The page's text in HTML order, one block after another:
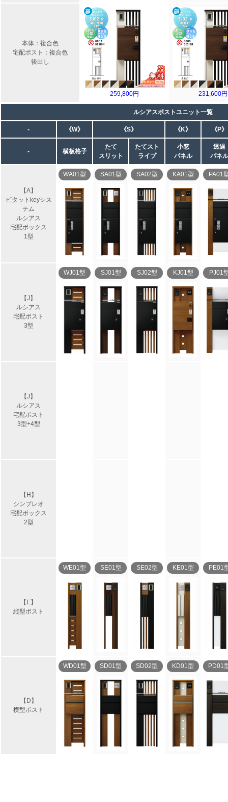
本体：複合色
宅配ポスト：複合色
後出し
259,800円 231,600円
ルシアスポストユニット一覧
- 《W》 《S》 《K》 《P》
- 横板格子
たて
スリット
たてスト
ライプ
小窓
パネル
透過
パネル
【A】
ピタットkeyシス
テム
ルシアス
宅配ボックス
1型
WA01型 SA01型 SA02型 KA01型 PA01
【J】
ルシアス
宅配ポスト
3型
WJ01型 SJ01型 SJ02型 KJ01型 PJ01
【J】
ルシアス
宅配ポスト
3型+4型
【H】
シンプレオ
宅配ボックス
2型
【E】
縦型ポスト
WE01型 SE01型 SE02型 KE01型 PE01
【D】
横型ポスト
WD01型 SD01型 SD02型 KD01型 PD01